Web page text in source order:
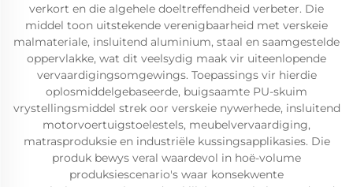
verkort en die algehele doeltreffendheid verbeter. Die
middel toon uitstekende verenigbaarheid met verskeie
malmateriale, insluitend aluminium, staal en saamgestelde
oppervlakke, wat dit veelsydig maak vir uiteenlopende
vervaardigingsomgewings. Toepassings vir hierdie
oplosmiddelgebaseerde, buigsaamte PU-skuim
vrystellingsmiddel strek oor verskeie nywerhede, insluitend
motorvoertuigstoelestels, meubelvervaardiging,
matrasproduksie en industriële kussingsapplikasies. Die
produk bewys veral waardevol in hoë-volume
produksiescenario's waar konsekwente